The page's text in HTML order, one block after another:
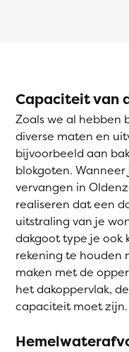
Capaciteit van
Zoals we al hebben
diverse maten en
bijvoorbeeld aan
blokgoten.
vervangen in
realiseren dat een
uitstraling van je
dakgoot type je ook
rekening te houden
maken met de
het dakoppervlak,
capaciteit moet